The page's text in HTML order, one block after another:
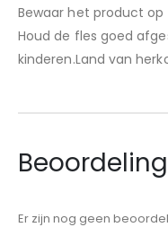
Bewaar het product op
Houd de fles goed
kinderen.Land van
Er zijn nog geen